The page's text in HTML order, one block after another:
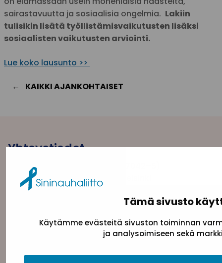
Tämä sivusto
Käytämme evästeitä sivuston toiminnan
ja analysoimiseen sekä
sairastavuutta ja sosiaalisia ongelmia. Lakiin
tulisikin lisätä työllistämisvaikutusten lisäksi
sosiaalisten vaikutusten arviointi.
Lue koko lausunto >>
KAIKKI AJANKOHTAISET
Yhteystiedot
Sininauhaliitto (Y-tunnus: 0217042–5)
Pasilanraitio 5, 2. krs, 00240 Helsinki
toimisto@sininauha.fi